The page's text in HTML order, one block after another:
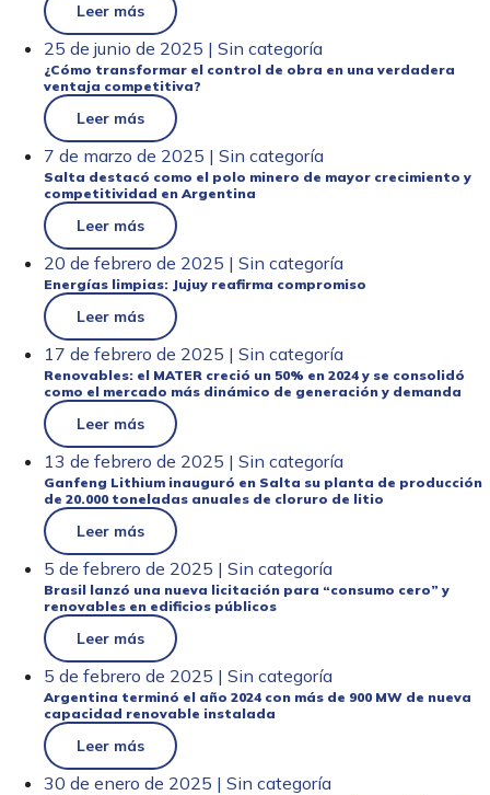
Leer más
25 de junio de 2025 | Sin categoría
¿Cómo transformar el control de obra en una verdadera
ventaja competitiva?
Leer más
7 de marzo de 2025 | Sin categoría
Salta destacó como el polo minero de mayor crecimiento y
competitividad en Argentina
Leer más
20 de febrero de 2025 | Sin categoría
Energías limpias: Jujuy reafirma compromiso
Leer más
17 de febrero de 2025 | Sin categoría
Renovables: el MATER creció un 50% en 2024 y se consolidó
como el mercado más dinámico de generación y demanda
Leer más
13 de febrero de 2025 | Sin categoría
Ganfeng Lithium inauguró en Salta su planta de producción
de 20.000 toneladas anuales de cloruro de litio
Leer más
5 de febrero de 2025 | Sin categoría
Brasil lanzó una nueva licitación para “consumo cero” y
renovables en edificios públicos
Leer más
5 de febrero de 2025 | Sin categoría
Argentina terminó el año 2024 con más de 900 MW de nueva
capacidad renovable instalada
Leer más
30 de enero de 2025 | Sin categoría